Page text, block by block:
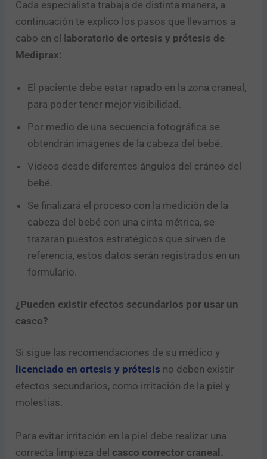
Cada especialista trabaja de distinta manera, a
continuación te explico los pasos que llevamos a
cabo en el l aboratorio de ortesis y prótesis de
Mediprax:
El paciente debe estar rapado en la zona craneal,
para poder tener mejor visibilidad.
Por medio de una secuencia fotográfica se
obtendrán imágenes de la cabeza del bebé.
Videos desde diferentes ángulos del cráneo del
bebé.
Se finalizará el proceso con la medición de la
cabeza del bebé con una cinta métrica, se
trazaran puestos estratégicos que sirven de
referencia, estos datos serán registrados en un
formulario.
¿Pueden existir efectos secundarios por usar un
casco?
Si sigue las recomendaciones de su médico y
licenciado en ortesis y prótesis no deben existir
efectos secundarios, como irritación de la piel y
molestias.
Para evitar irritación en la piel debe realizar una
correcta limpieza del casco corrector craneal.